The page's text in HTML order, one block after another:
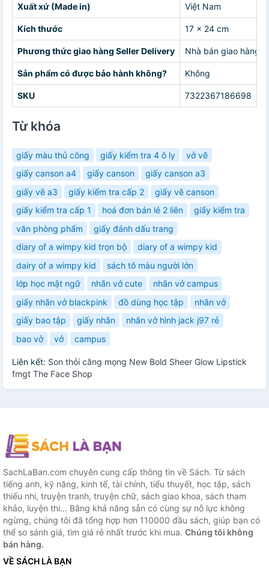
Xuất xứ (Made in) Việt Nam
Kích thước 17 x 24 cm
Phương thức giao hàng Seller Delivery Nhà bán giao hàng
Sản phẩm có được bảo hành không? Không
SKU 7322367186698
Từ khóa
giấy màu thủ công giấy kiểm tra 4 ô ly
vở vẽ
giấy canson a4
giấy canson
giấy canson a3
giấy vẽ a3
giấy kiểm tra cấp 2
giấy vẽ canson
giấy kiểm tra cấp 1
hoá đơn bán lẻ 2 liên
giấy kiểm tra
văn phòng phẩm
giấy đánh dấu trang
diary of a wimpy kid trọn bộ
diary of a wimpy kid
dairy of a wimpy kid
sách tô màu người lớn
lớp học mật ngữ
nhãn vở cute
nhãn vở campus
giấy nhãn vở blackpink
đồ dùng học tập
nhãn vở
giấy bao tập
giấy nhãn
nhãn vở hình jack j97 rẻ
bao vở
vở campus
Liên kết: Son thỏi căng mọng New Bold Sheer Glow Lipstick
fmgt The Face Shop
SachLaBan.com chuyên cung cấp thông tin về Sách. Từ sách
tiếng anh, kỹ năng, kinh tế, tài chính, tiểu thuyết, học tập, sách
thiếu nhi, truyện tranh, truyện chữ, sách giao khoa, sách tham
khảo, luyện thi... Bằng khả năng sẵn có cùng sự nỗ lực không
ngừng, chúng tôi đã tổng hợp hơn 110000 đầu sách, giúp bạn có
thể so sánh giá, tìm giá rẻ nhất trước khi mua. Chúng tôi không
bán hàng.
VỀ SÁCH LÀ BẠN